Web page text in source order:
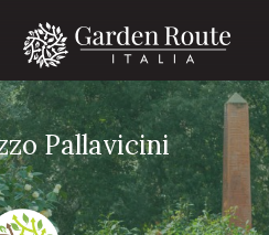
Pallavicini